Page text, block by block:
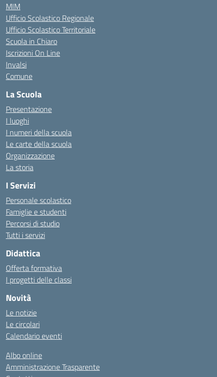
MIM
Ufficio Scolastico Regionale
Ufficio Scolastico Territoriale
Scuola in Chiaro
Iscrizioni On Line
Invalsi
Comune
La Scuola
Presentazione
I luoghi
I numeri della scuola
Le carte della scuola
Organizzazione
La storia
I Servizi
Personale scolastico
Famiglie e studenti
Percorsi di studio
Tutti i servizi
Didattica
Offerta formativa
I progetti delle classi
Novità
Le notizie
Le circolari
Calendario eventi
Albo online
Amministrazione Trasparente